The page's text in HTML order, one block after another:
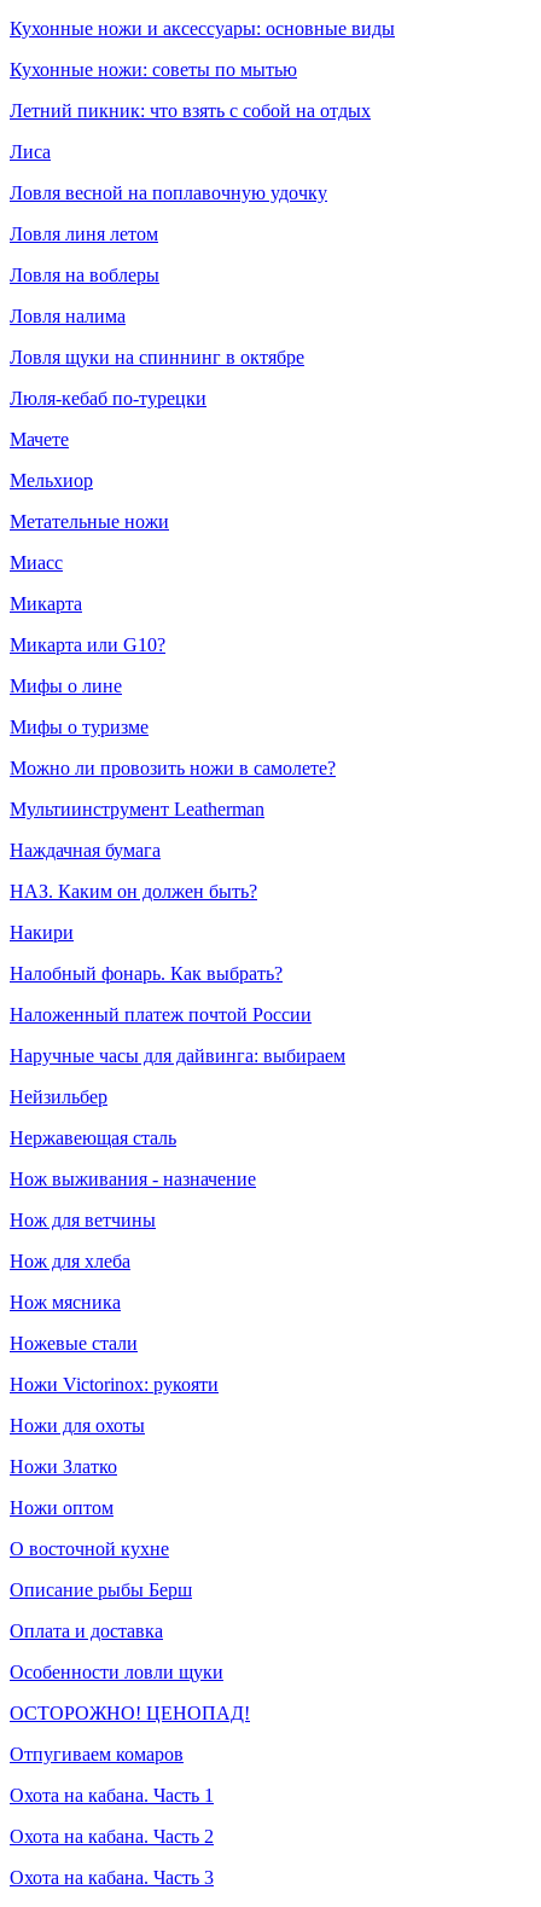
Кухонные ножи и аксессуары: основные виды
Кухонные ножи: советы по мытью
Летний пикник: что взять с собой на отдых
Лиса
Ловля весной на поплавочную удочку
Ловля линя летом
Ловля на воблеры
Ловля налима
Ловля щуки на спиннинг в октябре
Люля-кебаб по-турецки
Мачете
Мельхиор
Метательные ножи
Миасс
Микарта
Микарта или G10?
Мифы о лине
Мифы о туризме
Можно ли провозить ножи в самолете?
Мультиинструмент Leatherman
Наждачная бумага
НАЗ. Каким он должен быть?
Накири
Налобный фонарь. Как выбрать?
Наложенный платеж почтой России
Наручные часы для дайвинга: выбираем
Нейзильбер
Нержавеющая сталь
Нож выживания - назначение
Нож для ветчины
Нож для хлеба
Нож мясника
Ножевые стали
Ножи Victorinox: рукояти
Ножи для охоты
Ножи Златко
Ножи оптом
О восточной кухне
Описание рыбы Берш
Оплата и доставка
Особенности ловли щуки
ОСТОРОЖНО! ЦЕНОПАД!
Отпугиваем комаров
Охота на кабана. Часть 1
Охота на кабана. Часть 2
Охота на кабана. Часть 3